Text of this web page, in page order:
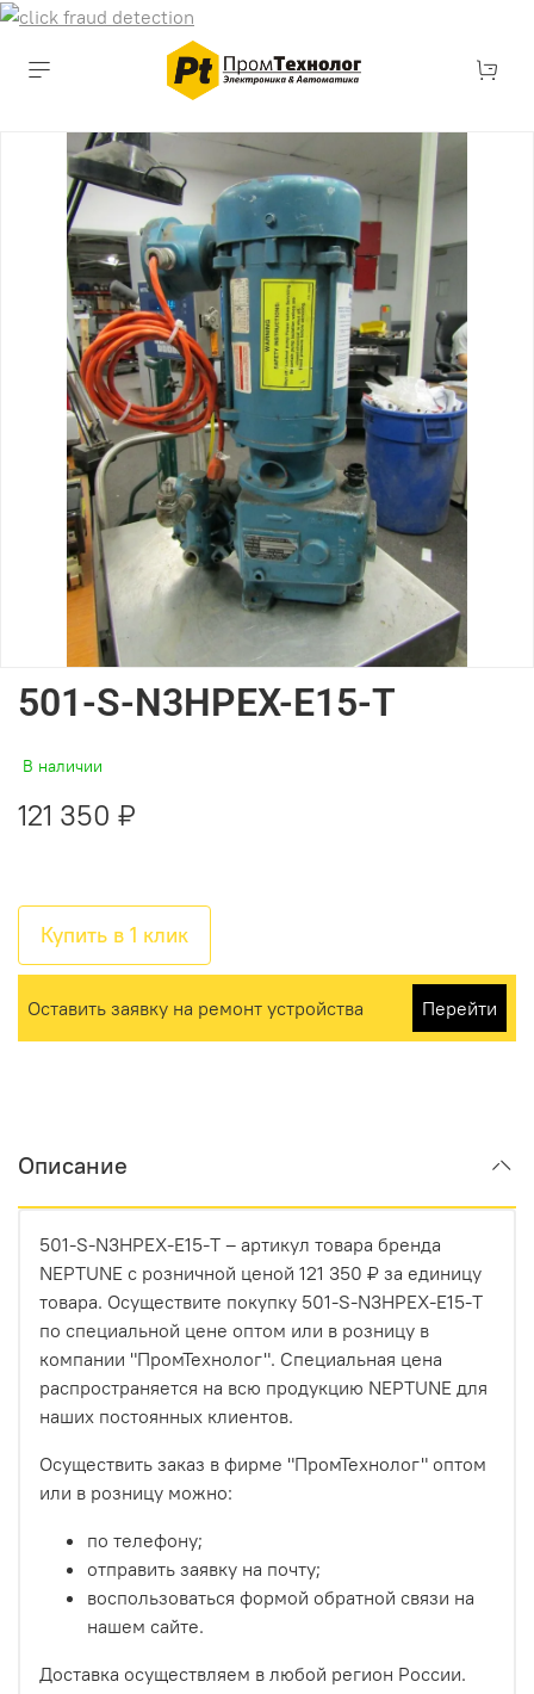
501-S-N3HPEX-E15-T
В наличии
121 350 ₽
Купить в 1 клик
Оставить заявку на ремонт устройства Перейти
Описание
501-S-N3HPEX-E15-T – артикул товара бренда
NEPTUNE с розничной ценой 121 350 ₽ за единицу
товара. Осуществите покупку 501-S-N3HPEX-E15-T
по специальной цене оптом или в розницу в
компании "ПромТехнолог". Специальная цена
распространяется на всю продукцию NEPTUNE для
наших постоянных клиентов.
Осуществить заказ в фирме "ПромТехнолог" оптом
или в розницу можно:
по телефону;
отправить заявку на почту;
воспользоваться формой обратной связи на
нашем сайте.
Доставка осуществляем в любой регион России.